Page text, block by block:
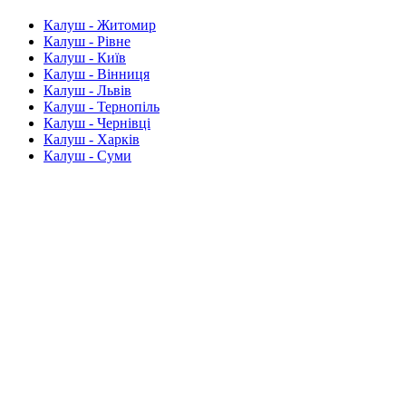
Калуш - Житомир
Калуш - Рівне
Калуш - Київ
Калуш - Вінниця
Калуш - Львів
Калуш - Тернопіль
Калуш - Чернівці
Калуш - Харків
Калуш - Суми